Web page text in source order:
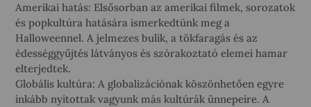
Amerikai hatás: Elsősorban az amerikai filmek, sorozatok
és popkultúra hatására ismerkedtünk meg a
Halloweennel. A jelmezes bulik, a tökfaragás és az
édességgyűjtés látványos és szórakoztató elemei hamar
elterjedtek.
Globális kultúra: A globalizációnak köszönhetően egyre
inkább nyitottak vagyunk más kultúrák ünnepeire. A